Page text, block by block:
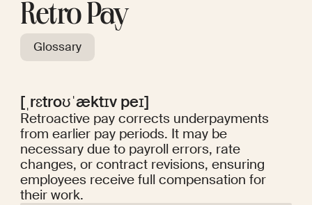
Retro Pay
Glossary
[ˌrɛtroʊˈæktɪv peɪ]
Retroactive pay corrects underpayments
from earlier pay periods. It may be
necessary due to payroll errors, rate
changes, or contract revisions, ensuring
employees receive full compensation for
their work.